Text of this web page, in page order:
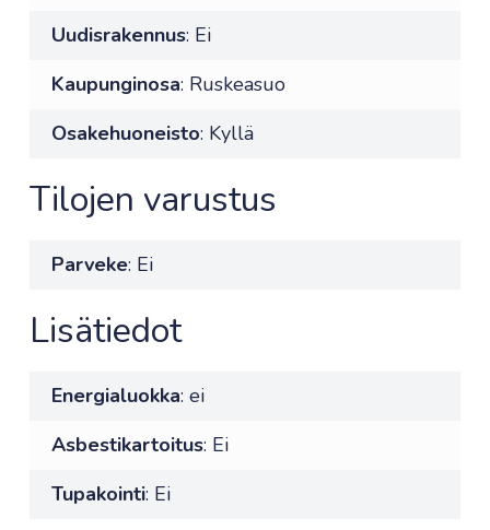
Uudisrakennus: Ei
Kaupunginosa: Ruskeasuo
Osakehuoneisto: Kyllä
Tilojen varustus
Parveke: Ei
Lisätiedot
Energialuokka: ei
Asbestikartoitus: Ei
Tupakointi: Ei